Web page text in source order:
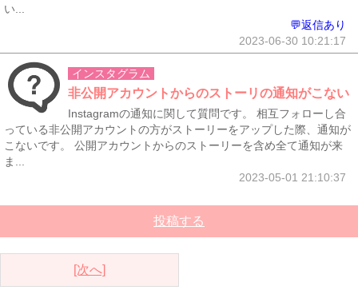
い...
💬返信あり
2023-06-30 10:21:17
インスタグラム
非公開アカウントからのストーリの通知がこない
Instagramの通知に関して質問です。 相互フォローし合
っている非公開アカウントの方がストーリーをアップした際、通知が
こないです。 公開アカウントからのストーリーを含め全て通知が来
ま...
2023-05-01 21:10:37
投稿する
[次へ]